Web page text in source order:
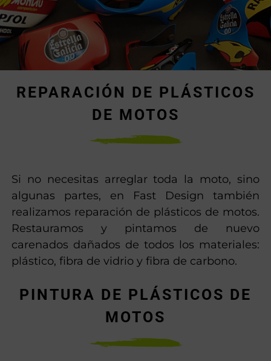
REPARACIÓN DE PLÁSTICOS
DE MOTOS
Si no necesitas arreglar toda la moto, sino
algunas partes, en Fast Design también
realizamos reparación de plásticos de motos.
Restauramos y pintamos de nuevo
carenados dañados de todos los materiales:
plástico, fibra de vidrio y fibra de carbono.
PINTURA DE PLÁSTICOS DE
MOTOS